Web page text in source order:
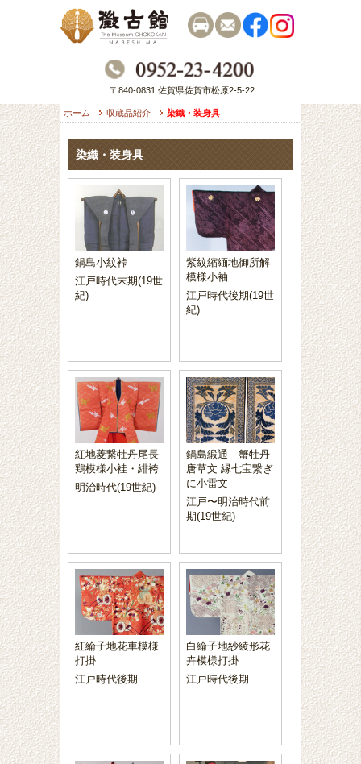
〒840-0831 佐賀県佐賀市松原2-5-22
ホーム 収蔵品紹介 染織・装身具
染織・装身具
鍋島小紋裃
江戸時代末期(19世
紀)
紫紋縮緬地御所解
模様小袖
江戸時代後期(19世
紀)
紅地菱繋牡丹尾長
鶏模様小袿・緋袴
明治時代(19世紀)
鍋島緞通 蟹牡丹
唐草文 縁七宝繋ぎ
に小雷文
江戸〜明治時代前
期(19世紀)
紅綸子地花車模様
打掛
江戸時代後期
白綸子地紗綾形花
卉模様打掛
江戸時代後期